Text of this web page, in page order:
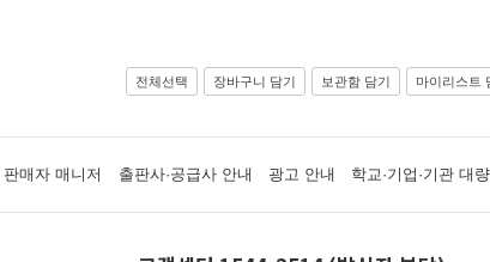
전체선택 장바구니 담기 보관함 담기 마이리스트
판매자 매니저 출판사·공급사 안내 광고 안내 학교·기업·기관 대